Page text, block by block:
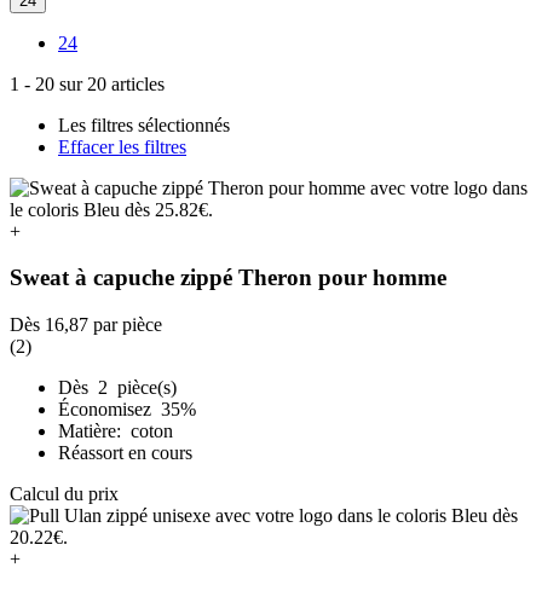
24
1 - 20 sur 20 articles
Les filtres sélectionnés
Effacer les filtres
+
Sweat à capuche zippé Theron pour homme
Dès 16,87 par pièce
(2)
Dès 2 pièce(s)
Économisez 35%
Matière: coton
Réassort en cours
Calcul du prix
+